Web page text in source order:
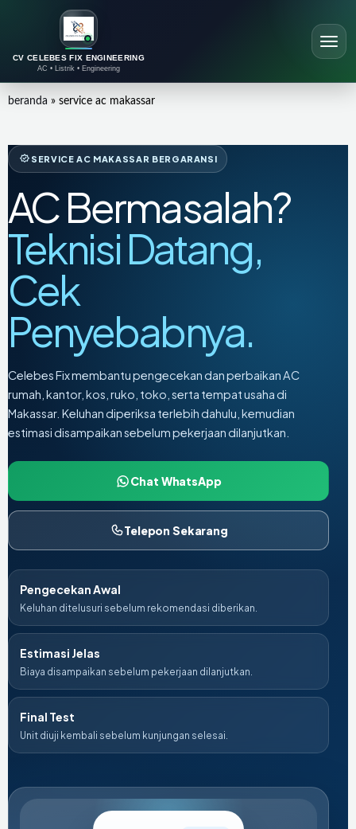
CV CELEBES FIX ENGINEERING
AC • Listrik • Engineering
beranda » service ac makassar
SERVICE AC MAKASSAR BERGARANSI
AC Bermasalah?
Teknisi Datang,
Cek
Penyebabnya.
Celebes Fix membantu pengecekan dan perbaikan AC
rumah, kantor, kos, ruko, toko, serta tempat usaha di
Makassar. Keluhan diperiksa terlebih dahulu, kemudian
estimasi disampaikan sebelum pekerjaan dilanjutkan.
Chat WhatsApp
Telepon Sekarang
Pengecekan Awal
Keluhan ditelusuri sebelum rekomendasi diberikan.
Estimasi Jelas
Biaya disampaikan sebelum pekerjaan dilanjutkan.
Final Test
Unit diuji kembali sebelum kunjungan selesai.